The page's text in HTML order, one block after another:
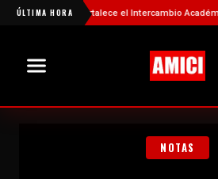
ÚLTIMA HORA
China Fortalece el Intercambio Académico
NOTAS